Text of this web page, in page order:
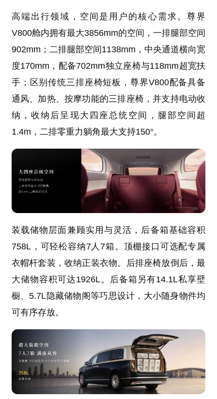
高端出行领域，空间是用户的核心需求。尊界
V800舱内拥有最大3856mm的空间，一排腿部空间
902mm；二排腿部空间1138mm，中央通道横向宽
度170mm，配备702mm独立座椅与118mm超宽扶
手；区别传统三排座椅短板，尊界V800配备具备
通风、加热、按摩功能的三排座椅，并支持电动收
纳，收纳后呈现大四座总统空间，腿部空间超
1.4m，二排零重力躺角最大支持150°。
装载储物层面兼顾实用与灵活，后备箱基础容积
758L，可轻松容纳7人7箱。顶棚接口可选配专属
衣帽杆套装，收纳正装衣物。后排座椅放倒后，最
大储物容积可达1926L。后备箱另有14.1L私享壁
橱、5.7L隐藏储物阁等巧思设计，大小随身物件均
可有序存放。